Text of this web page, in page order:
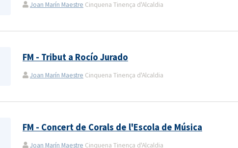
Joan Marín Maestre Cinquena Tinença d'Alcaldia
FM - Tribut a Rocío Jurado
Joan Marín Maestre Cinquena Tinença d'Alcaldia
FM - Concert de Corals de l'Escola de Música
Joan Marín Maestre Cinquena Tinença d'Alcaldia